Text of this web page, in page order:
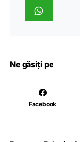
Ne găsiți pe
Facebook